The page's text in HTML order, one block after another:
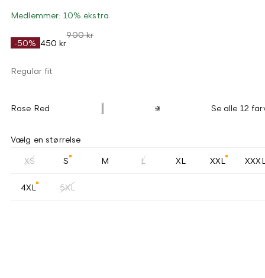
Medlemmer: 10% ekstra
-50% 450 kr
900 kr
Regular fit
Rose Red Se alle 12
Vælg en størrelse
XS S M L XL XXL
4XL 5XL